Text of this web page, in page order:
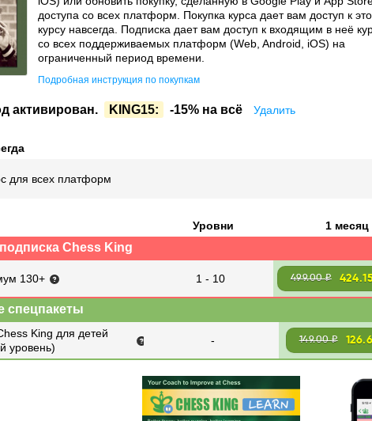
доступа со всех платформ. Покупка курса дает вам доступ к
курсу навсегда. Подписка дает вам доступ к входящим в неё
со всех поддерживаемых платформ (Web, Android, iOS) на
ограниченный период времени.
Подробная инструкция по покупкам
активирован. KING15: -15% на всё Удалить
для всех платформ
Уровни 1 месяц
Chess King
130+ 1 - 10 499.00 ₽
спецпакеты
King для детей
уровень)
- 149.00 ₽